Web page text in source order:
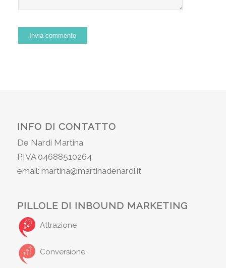
INFO DI CONTATTO
De Nardi Martina
P.IVA 04688510264
email: martina@martinadenardi.it
PILLOLE DI INBOUND MARKETING
Attrazione
Conversione